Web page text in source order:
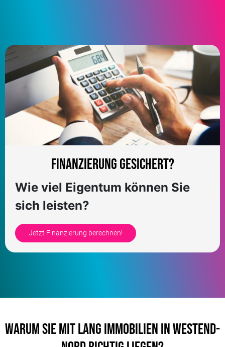
Finanzierung gesichert?
Wie viel Eigentum können Sie
sich leisten?
Jetzt Finanzierung berechnen!
Warum Sie mit LANG Immobilien in Westend-